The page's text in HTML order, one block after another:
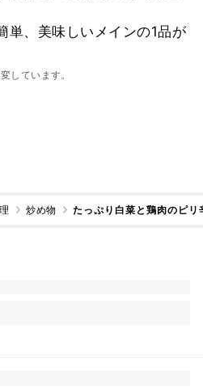
単、美味しいメインの1品が
しています。
炒め物 たっぷり白菜と鶏肉のピリ